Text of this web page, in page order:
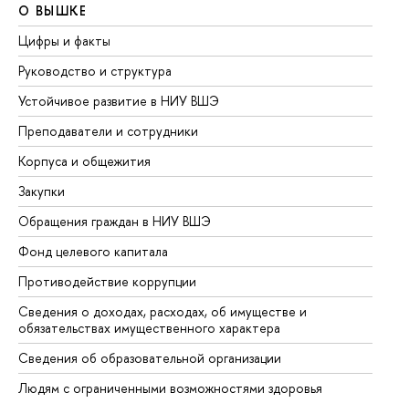
О ВЫШКЕ
Цифры и факты
Руководство и структура
Устойчивое развитие в НИУ ВШЭ
Преподаватели и сотрудники
Корпуса и общежития
Закупки
Обращения граждан в НИУ ВШЭ
Фонд целевого капитала
Противодействие коррупции
Сведения о доходах, расходах, об имуществе и
обязательствах имущественного характера
Сведения об образовательной организации
Людям с ограниченными возможностями здоровья